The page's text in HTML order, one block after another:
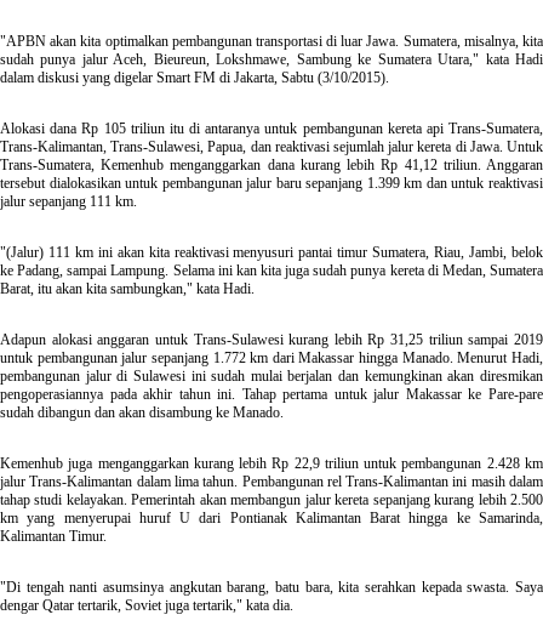
"APBN akan kita optimalkan pembangunan transportasi di luar Jawa. Sumatera, misalnya, kita
sudah punya jalur Aceh, Bieureun, Lokshmawe, Sambung ke Sumatera Utara," kata Hadi
dalam diskusi yang digelar Smart FM di Jakarta, Sabtu (3/10/2015).
Alokasi dana Rp 105 triliun itu di antaranya untuk pembangunan kereta api Trans-Sumatera,
Trans-Kalimantan, Trans-Sulawesi, Papua, dan reaktivasi sejumlah jalur kereta di Jawa. Untuk
Trans-Sumatera, Kemenhub menganggarkan dana kurang lebih Rp 41,12 triliun. Anggaran
tersebut dialokasikan untuk pembangunan jalur baru sepanjang 1.399 km dan untuk reaktivasi
jalur sepanjang 111 km.
"(Jalur) 111 km ini akan kita reaktivasi menyusuri pantai timur Sumatera, Riau, Jambi, belok
ke Padang, sampai Lampung. Selama ini kan kita juga sudah punya kereta di Medan, Sumatera
Barat, itu akan kita sambungkan," kata Hadi.
Adapun alokasi anggaran untuk Trans-Sulawesi kurang lebih Rp 31,25 triliun sampai 2019
untuk pembangunan jalur sepanjang 1.772 km dari Makassar hingga Manado. Menurut Hadi,
pembangunan jalur di Sulawesi ini sudah mulai berjalan dan kemungkinan akan diresmikan
pengoperasiannya pada akhir tahun ini. Tahap pertama untuk jalur Makassar ke Pare-pare
sudah dibangun dan akan disambung ke Manado.
Kemenhub juga menganggarkan kurang lebih Rp 22,9 triliun untuk pembangunan 2.428 km
jalur Trans-Kalimantan dalam lima tahun. Pembangunan rel Trans-Kalimantan ini masih dalam
tahap studi kelayakan. Pemerintah akan membangun jalur kereta sepanjang kurang lebih 2.500
km yang menyerupai huruf U dari Pontianak Kalimantan Barat hingga ke Samarinda,
Kalimantan Timur.
"Di tengah nanti asumsinya angkutan barang, batu bara, kita serahkan kepada swasta. Saya
dengar Qatar tertarik, Soviet juga tertarik," kata dia.